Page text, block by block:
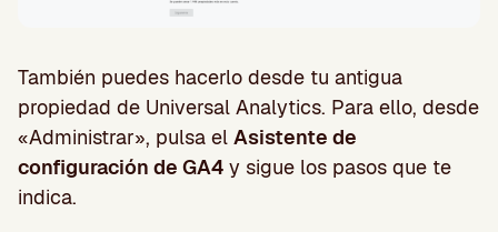
También puedes hacerlo desde tu antigua
propiedad de Universal Analytics. Para ello, desde
«Administrar», pulsa el Asistente de
configuración de GA4 y sigue los pasos que te
indica.